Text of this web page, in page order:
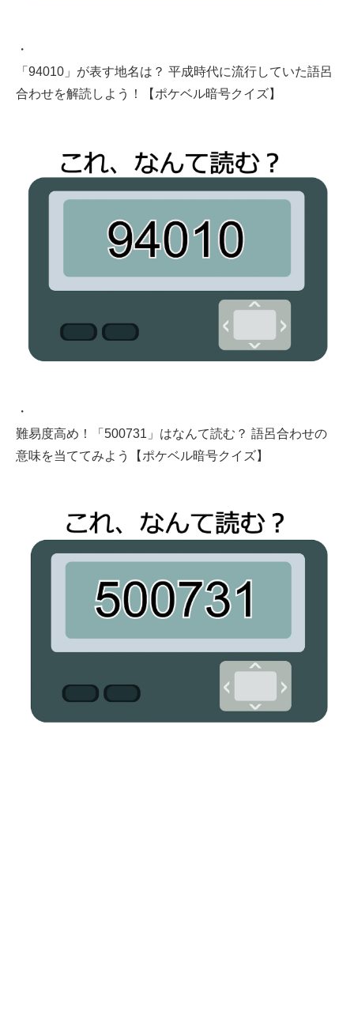
・
「94010」が表す地名は？ 平成時代に流行していた語呂
合わせを解読しよう！【ポケベル暗号クイズ】
・
難易度高め！「500731」はなんて読む？ 語呂合わせの
意味を当ててみよう【ポケベル暗号クイズ】